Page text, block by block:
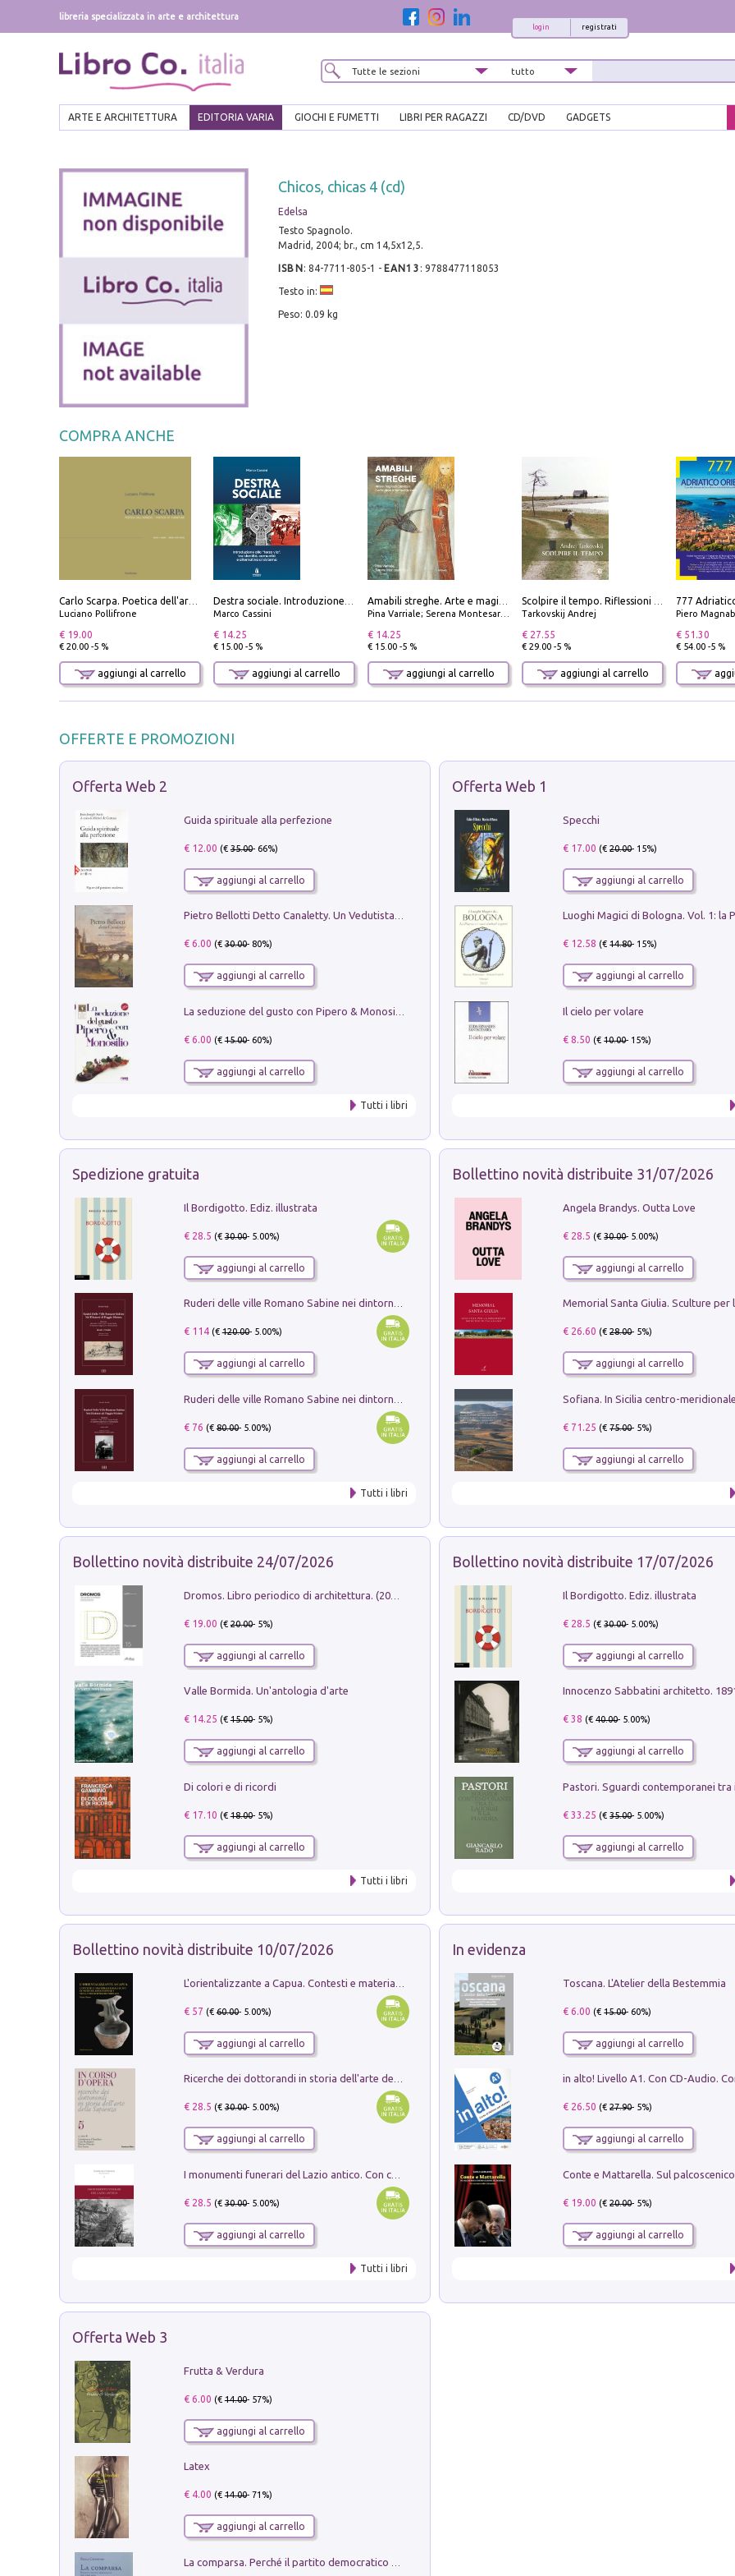
libreria specializzata in arte e architettura
registrati
login
ARTE E ARCHITETTURA EDITORIA VARIA GIOCHI E FUMETTI LIBRI PER RAGAZZI CD/DVD GADGETS
Chicos, chicas 4 (cd)
Edelsa
Testo Spagnolo.
Madrid, 2004; br., cm 14,5x12,5.
ISBN : 84-7711-805-1 - EAN13 : 9788477118053
Testo in:
Peso: 0.09 kg
COMPRA ANCHE
Carlo Scarpa. Poetica dell'arredo. Tavoli e sedie-Poetics of furniture. Tables and chairs. Ediz. bilingue
Luciano Pollifrone
€ 19.00
€ 20.00 -5 %
aggiungi al carrello
Destra sociale. Introduzione alla «terza via», tra identità, comunità e alternativa al sistema
Marco Cassini
€ 14.25
€ 15.00 -5 %
aggiungi al carrello
Amabili streghe. Arte e magie di Leonora Carrington e Remedios Varo
Pina Varriale; Serena Montesarchio
€ 14.25
€ 15.00 -5 %
aggiungi al carrello
Scolpire il tempo. Riflessioni sul cinema.
Tarkovskij Andrej
€ 27.55
€ 29.00 -5 %
aggiungi al carrello
Piero Magnabosco;
€ 51.30
€ 54.00 -5 %
OFFERTE E PROMOZIONI
Offerta Web 2
Guida spirituale alla perfezione
€ 12.00 (€35.00- 66%)
aggiungi al carrello
Pietro Bellotti Detto Canaletty. Un Vedutista Veneziano nella Francia dell'Ancien Régime
€ 6.00 (€30.00- 80%)
aggiungi al carrello
€ 6.00 (€15.00- 60%)
aggiungi al carrello
Tutti i libri
Offerta Web 1
Specchi
€ 17.00 (€20.00- 15%)
aggiungi al carrello
€ 12.58 (€14.80- 15%)
aggiungi al carrello
Il cielo per volare
€ 8.50 (€10.00- 15%)
aggiungi al carrello
Spedizione gratuita
Il Bordigotto. Ediz. illustrata
€ 28.5 (€30.00- 5.00%)
aggiungi al carrello
Ruderi delle ville Romano Sabine nei dintorni di Poggio Mirteto. Illustrati dal dott.re prof.re cav.re Ercole Nardi regio ispettore degli scavi e monumenti. Anno 1885. Tavole e studio. Con 25 tavole fuori testo in cartella editoriale
€ 114(€120.00- 5.00%)
aggiungi al carrello
€ 76 (€80.00- 5.00%)
aggiungi al carrello
Tutti i libri
Bollettino novità distribuite 31/07/2026
Angela Brandys. Outta Love
€ 28.5 (€30.00- 5.00%)
aggiungi al carrello
€ 26.60 (€28.00- 5%)
aggiungi al carrello
€ 71.25 (€75.00- 5%)
aggiungi al carrello
Bollettino novità distribuite 24/07/2026
Dromos. Libro periodico di architettura. (2026). Vol. 15: Post-model
€ 19.00 (€20.00- 5%)
aggiungi al carrello
Valle Bormida. Un'antologia d'arte
€ 14.25 (€15.00- 5%)
aggiungi al carrello
Di colori e di ricordi
€ 17.10 (€18.00- 5%)
aggiungi al carrello
Tutti i libri
Bollettino novità distribuite 17/07/2026
Il Bordigotto. Ediz. illustrata
€ 28.5 (€30.00- 5.00%)
aggiungi al carrello
Innocenzo Sabbatini architetto.
€ 38 (€40.00- 5.00%)
aggiungi al carrello
€ 33.25 (€35.00- 5.00%)
aggiungi al carrello
Bollettino novità distribuite 10/07/2026
€ 57 (€60.00- 5.00%)
aggiungi al carrello
Ricerche dei dottorandi in storia dell'arte della Sapienza
€ 28.5 (€30.00- 5.00%)
aggiungi al carrello
I monumenti funerari del Lazio antico. Con cartella con tavole
€ 28.5 (€30.00- 5.00%)
aggiungi al carrello
Tutti i libri
In evidenza
Toscana. L'Atelier della Bestemmia
€ 6.00 (€15.00- 60%)
aggiungi al carrello
€ 26.50 (€27.90- 5%)
aggiungi al carrello
€ 19.00 (€20.00- 5%)
aggiungi al carrello
Offerta Web 3
Frutta & Verdura
€ 6.00 (€14.00- 57%)
aggiungi al carrello
Latex
€ 4.00 (€14.00- 71%)
aggiungi al carrello